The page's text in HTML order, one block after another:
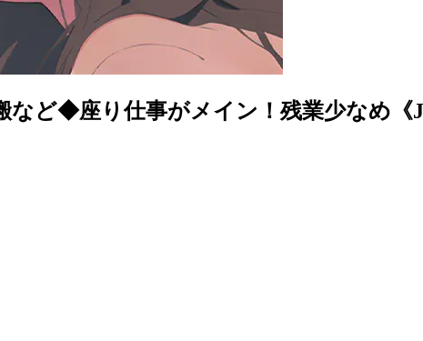
ど◆座り仕事がメイン！残業少なめ《